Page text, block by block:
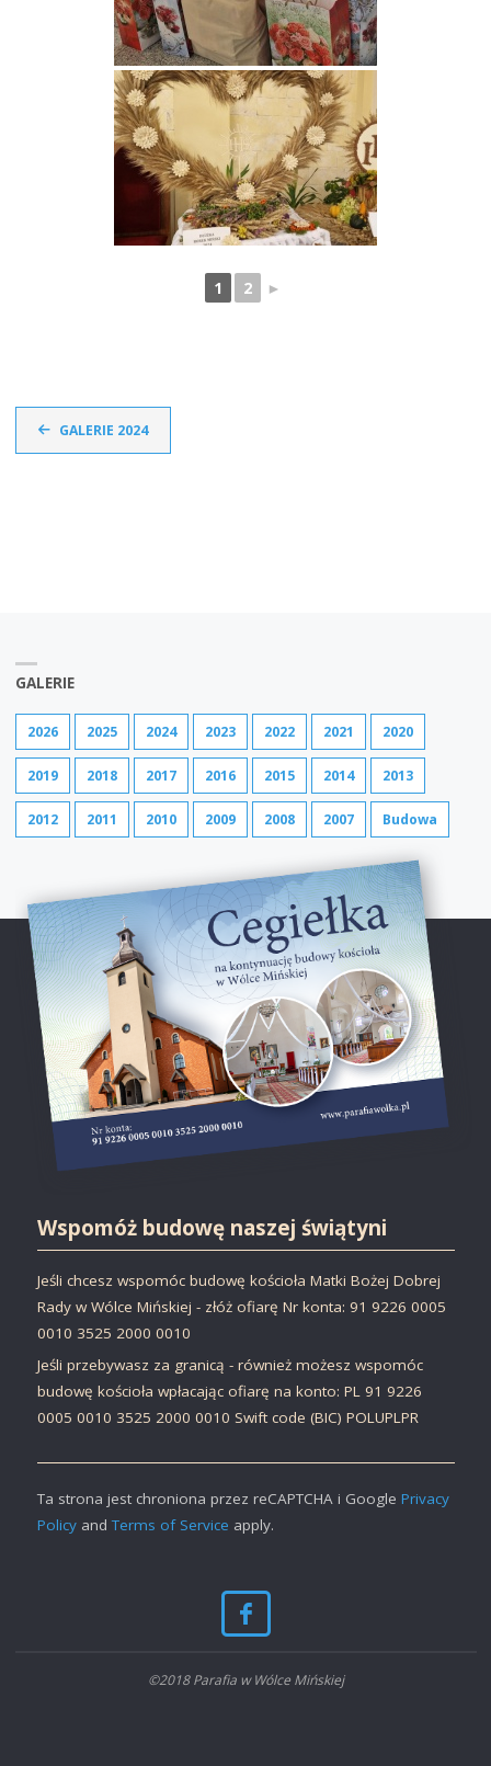
1 2 ►
GALERIE 2024
GALERIE
2026 2025 2024 2023 2022 2021 2020
2019 2018 2017 2016 2015 2014 2013
2012 2011 2010 2009 2008 2007 Budowa
Wspomóż budowę naszej świątyni
Jeśli chcesz wspomóc budowę kościoła Matki Bożej Dobrej
Rady w Wólce Mińskiej - złóż ofiarę Nr konta: 91 9226 0005
0010 3525 2000 0010
Jeśli przebywasz za granicą - również możesz wspomóc
budowę kościoła wpłacając ofiarę na konto: PL 91 9226
0005 0010 3525 2000 0010 Swift code (BIC) POLUPLPR
Ta strona jest chroniona przez reCAPTCHA i Google Privacy
PolicyandTerms of Service apply.
©2018 Parafia w Wólce Mińskiej